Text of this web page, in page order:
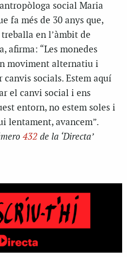
social Maria
fa més de 30 anys que,
en l’àmbit de
afirma: “Les monedes
moviment alternatiu i
socials. Estem aquí
el canvi social i ens
entorn, no estem soles i
lentament, avancem”.
432 de la ‘Directa’